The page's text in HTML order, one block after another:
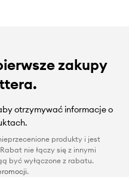
zakupy
otrzymywać informacje o
produkty i jest
nie łączy się z innymi
być wyłączone z rabatu.
.